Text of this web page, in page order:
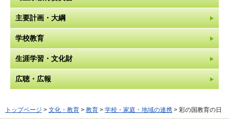
主要計画・大綱
学校教育
生涯学習・文化財
広聴・広報
トップページ > 文化・教育 > 教育 > 学校・家庭・地域の連携 > 彩の国教育の日